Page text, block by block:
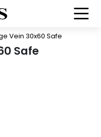
Vein 30x60 Safe
Safe